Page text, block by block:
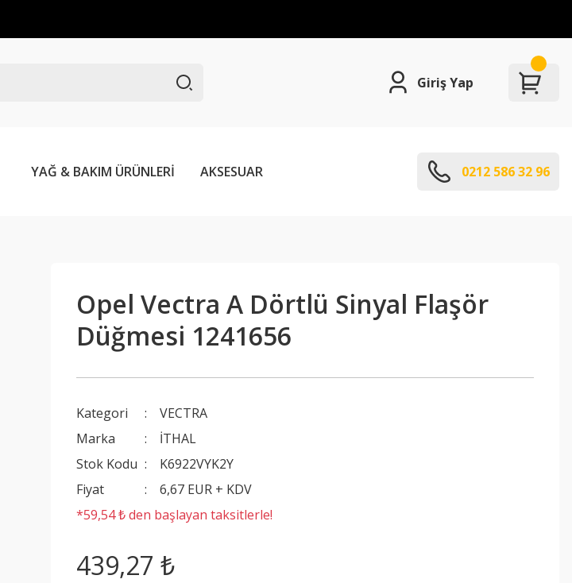
Giriş Yap
YAĞ & BAKIM ÜRÜNLERİ AKSESUAR 0212 586 32 96
Opel Vectra A Dörtlü Sinyal Flaşör
Düğmesi 1241656
Kategori
VECTRA
Marka
İTHAL
Stok Kodu
K6922VYK2Y
Fiyat
6,67 EUR + KDV
*59,54 ₺ den başlayan taksitlerle!
439,27 ₺